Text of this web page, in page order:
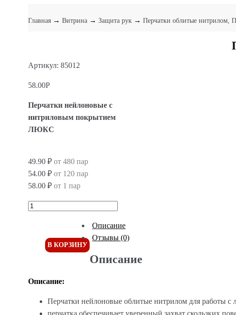
Главная → Витрина → Защита рук → Перчатки облитые нитрилом,
Артикул: 85012
58.00Р
Перчатки нейлоновые с
нитриловым покрытием
ЛЮКС
49.90 ₽ от 480 пар
54.00 ₽ от 120 пар
58.00 ₽ от 1 пар
В КОРЗИНУ
Описание
Отзывы (0)
Описание
Описание:
Перчатки нейлоновые облитые нитрилом для работы
перчатка обеспечивает уверенный захват скользких